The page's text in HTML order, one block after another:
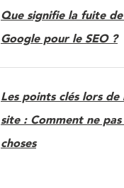
Que signifie la fuite
Google pour le SEO ?
Les points clés lors
site : Comment ne
choses